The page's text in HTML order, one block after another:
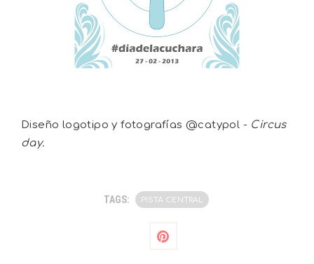
Diseño logotipo y fotografías @catypol - Circus
day.
TAGS: PISTA CENTRAL